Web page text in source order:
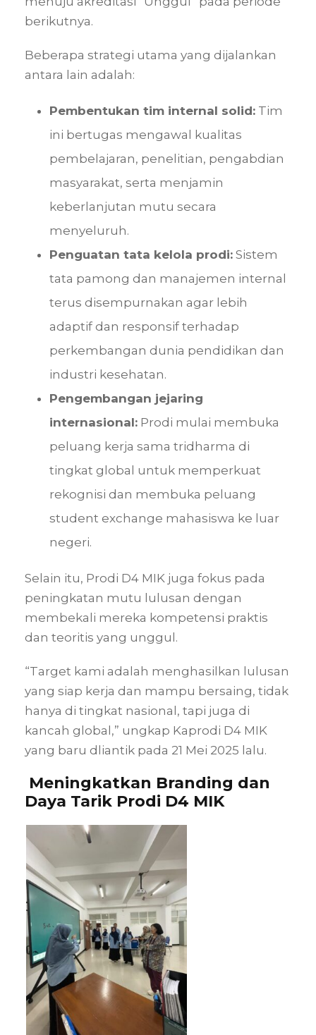
berikutnya.
Beberapa strategi utama yang dijalankan
antara lain adalah:
Pembentukan tim internal solid: Tim
ini bertugas mengawal kualitas
pembelajaran, penelitian, pengabdian
masyarakat, serta menjamin
keberlanjutan mutu secara
menyeluruh.
Penguatan tata kelola prodi: Sistem
tata pamong dan manajemen internal
terus disempurnakan agar lebih
adaptif dan responsif terhadap
perkembangan dunia pendidikan dan
industri kesehatan.
Pengembangan jejaring
internasional: Prodi mulai membuka
peluang kerja sama tridharma di
tingkat global untuk memperkuat
rekognisi dan membuka peluang
student exchange mahasiswa ke luar
negeri.
Selain itu, Prodi D4 MIK juga fokus pada
peningkatan mutu lulusan dengan
membekali mereka kompetensi praktis
dan teoritis yang unggul.
“Target kami adalah menghasilkan lulusan
yang siap kerja dan mampu bersaing, tidak
hanya di tingkat nasional, tapi juga di
kancah global,” ungkap Kaprodi D4 MIK
yang baru dliantik pada 21 Mei 2025 lalu.
Meningkatkan Branding dan
Daya Tarik Prodi D4 MIK